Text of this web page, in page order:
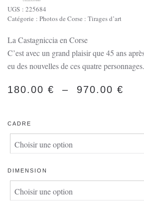
UGS : 225684
Catégorie : Photos de Corse : Tirages d’art
La Castagniccia en Corse
C’est avec un grand plaisir que 45 ans
eu des nouvelles de ces quatre personnages.
180.00 € – 970.00 €
CADRE
DIMENSION